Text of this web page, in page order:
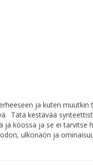
ja kuten muutkin
Tätä kestävää
ja koossa ja se ei tarvitse
ulkonäön ja